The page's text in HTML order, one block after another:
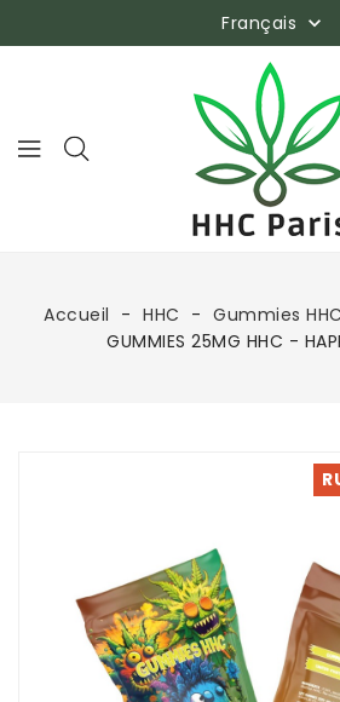
Français 
Accueil HHC Gummies HHC
GUMMIES 25MG HHC -